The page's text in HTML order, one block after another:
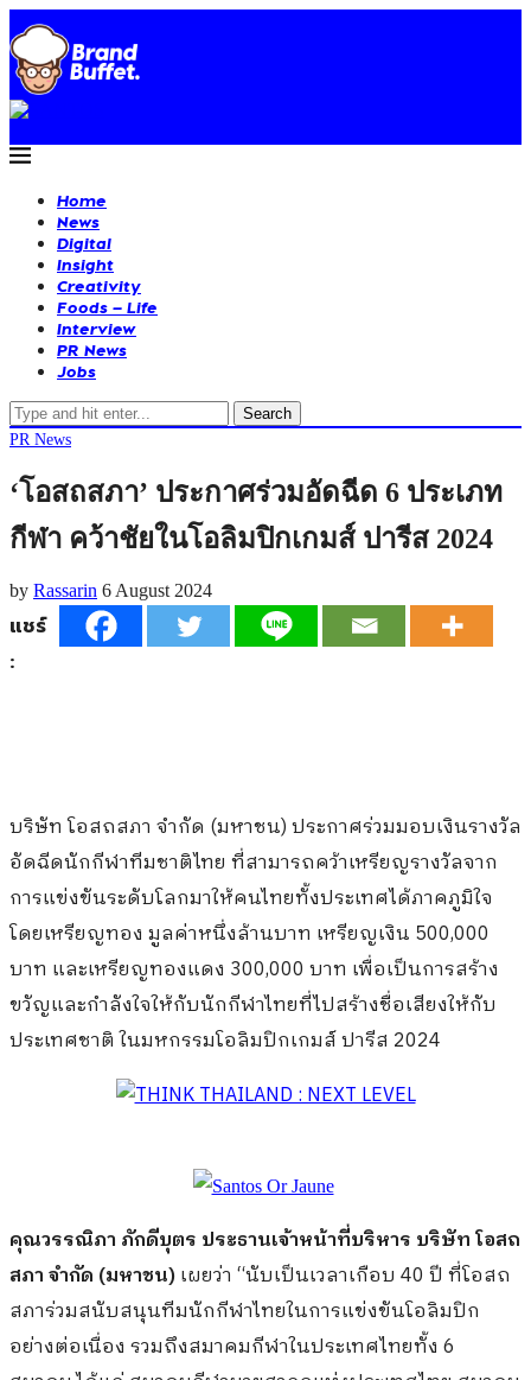
Home
News
Digital
Insight
Creativity
Foods – Life
Interview
PR News
Jobs
Search
PR News
‘โอสถสภา’ ประกาศร่วมอัดฉีด 6 ประเภท
กีฬา คว้าชัยในโอลิมปิกเกมส์ ปารีส 2024
by Rassarin 6 August 2024
แชร์
:
บริษัท โอสถสภา จำกัด (มหาชน)ประกาศร่วมมอบเงินรางวัล
อัดฉีดนักกีฬาทีมชาติไทย ที่สามารถคว้าเหรียญรางวัลจาก
การแข่งขันระดับโลกมาให้คนไทยทั้งประเทศได้ภาคภูมิใจ
โดยเหรียญทอง มูลค่าหนึ่งล้านบาท เหรียญเงิน 500,000
บาท และเหรียญทองแดง 300,000 บาท เพื่อเป็นการสร้าง
ขวัญและกำลังใจให้กับนักกีฬาไทยที่ไปสร้างชื่อเสียงให้กับ
ประเทศชาติ ในมหกรรมโอลิมปิกเกมส์ ปารีส 2024
คุณวรรณิภา ภักดีบุตร ประธานเจ้าหน้าที่บริหาร บริษัทโอสถ
สภาจำกัด (มหาชน)เผยว่า “นับเป็นเวลาเกือบ 40 ปี ที่โอสถ
สภาร่วมสนับสนุนทีมนักกีฬาไทยในการแข่งขันโอลิมปิก
อย่างต่อเนื่อง รวมถึงสมาคมกีฬาในประเทศไทยทั้ง 6